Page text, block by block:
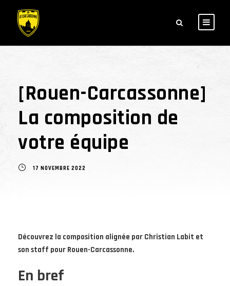
[Rouen-Carcassonne]
La composition de
votre équipe
17 NOVEMBRE 2022
Découvrez la composition alignée par Christian Labit et
son staff pour Rouen-Carcassonne.
En bref